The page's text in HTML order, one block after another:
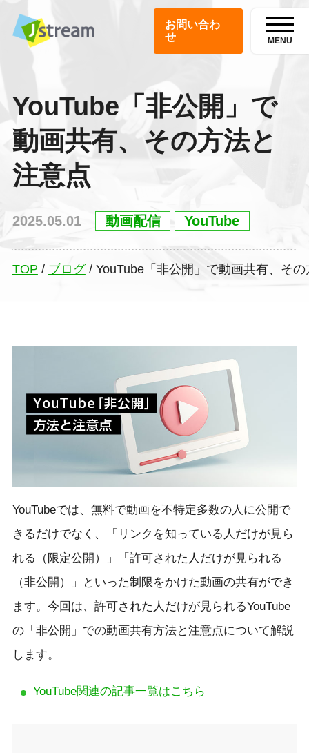
お問い合わ
せ
MENU
YouTube「非公開」で
動画共有、その方法と
注意点
2025.05.01 動画配信 YouTube
TOP / ブログ/ YouTube「非公開」で動画共有、そ
YouTubeでは、無料で動画を不特定多数の人に公開で
きるだけでなく、「リンクを知っている人だけが見ら
れる（限定公開）」「許可された人だけが見られる
（非公開）」といった制限をかけた動画の共有ができ
ます。今回は、許可された人だけが見られるYouTube
の「非公開」での動画共有方法と注意点について解説
します。
YouTube関連の記事一覧はこちら